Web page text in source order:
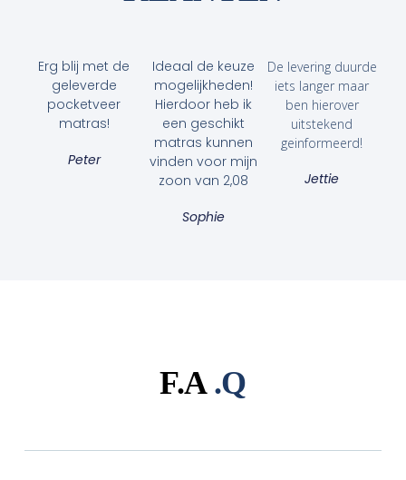
Erg blij met de
geleverde
pocketveer
matras!
Peter
Ideaal de keuze
mogelijkheden!
Hierdoor heb ik
een geschikt
matras kunnen
vinden voor mijn
zoon van 2,08
Sophie
De levering duurde
iets langer maar
ben hierover
uitstekend
geinformeerd!
Jettie
F.A .Q